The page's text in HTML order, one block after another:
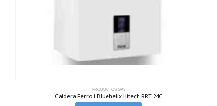
PRODUCTOS GAS
Caldera Ferroli Bluehelix Hitech RRT 24C